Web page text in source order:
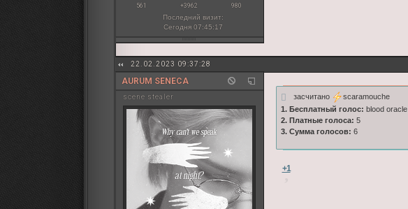
561
+3962
980
Последний визит:
Сегодня 07:45:17
22.02.2023 09:37:28
AURUM SENECA
sсene stealer засчитано
scaramouche
1. Бесплатный голос: blood oracle
2. Платные голоса: 5
3. Сумма голосов: 6
+1